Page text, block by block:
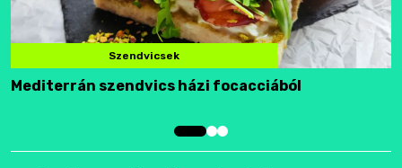
Szendvicsek
Mediterrán szendvics házi focacciából